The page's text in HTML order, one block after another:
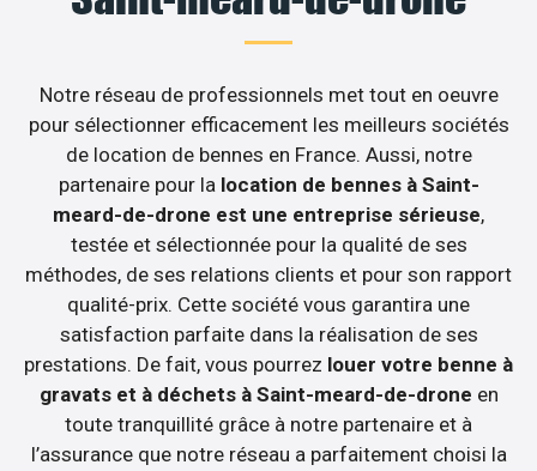
Notre réseau de professionnels met tout en oeuvre
pour sélectionner efficacement les meilleurs sociétés
de location de bennes en France. Aussi, notre
partenaire pour la location de bennes à Saint-
meard-de-drone est une entreprise sérieuse,
testée et sélectionnée pour la qualité de ses
méthodes, de ses relations clients et pour son rapport
qualité-prix. Cette société vous garantira une
satisfaction parfaite dans la réalisation de ses
prestations. De fait, vous pourrez louer votre benne à
gravats et à déchets à Saint-meard-de-drone en
toute tranquillité grâce à notre partenaire et à
l’assurance que notre réseau a parfaitement choisi la